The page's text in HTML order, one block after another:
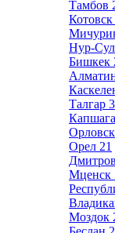
Тамбов
Котовск
Нур-
Бишкек
Талгар 3
Орел 21
Мценск
Моздок